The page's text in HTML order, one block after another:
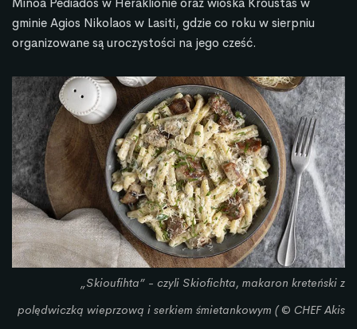
gminie Agios Nikolaos w Lasiti, gdzie co roku w sierpniu
organizowane są uroczystości na jego cześć.
„Skioufihta” - czyli Skiofichta, makaron kreteński z
polędwiczką wieprzową i serkiem śmietankowym ( © CHEF Akis